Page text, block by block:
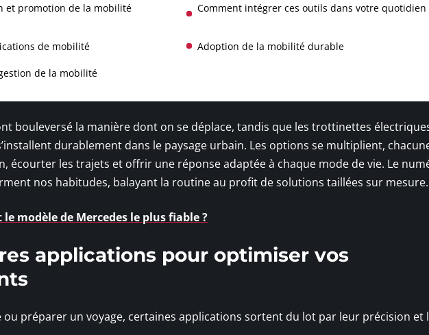
et promotion de la mobilité
Comment intégrer ces outils dans votre quotidien
de mobilité Adoption de la mobilité durable
de la mobilité
bouleversé la manière dont on se déplace, tandis que les trottinettes
durablement dans le paysage urbain. Les options se multiplient,
écourter les trajets et offrir une réponse adaptée à chaque mode de vie. Le
nos habitudes, balayant la routine au profit de solutions taillées sur mesure.
le modèle de Mercedes le plus fiable ?
applications pour optimiser vos
ou préparer un voyage, certaines applications sortent du lot par leur précision et